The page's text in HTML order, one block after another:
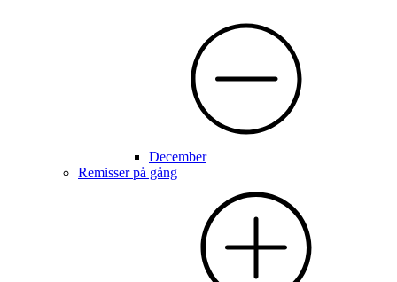
December
Remisser på gång